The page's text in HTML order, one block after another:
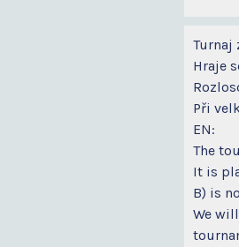
Turnaj
Hraje
Při
EN:
The
It is
B) is
We